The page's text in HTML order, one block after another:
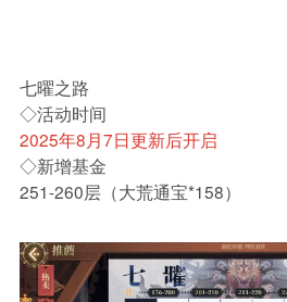
七曜之路
◇活动时间
2025年8月7日更新后开启
◇新增基金
251-260层（大荒通宝*158）